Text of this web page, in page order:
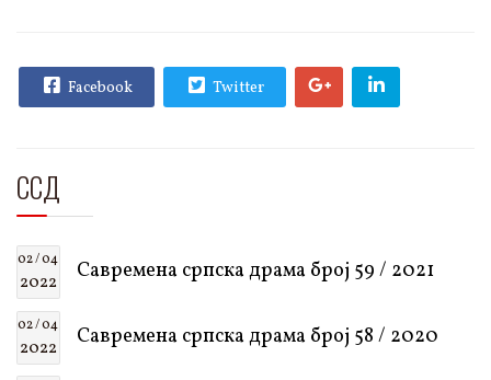
Facebook Twitter
ССД
02 / 04
2022 Савремена српска драма број 59 / 2021
02 / 04
2022 Савремена српска драма број 58 / 2020